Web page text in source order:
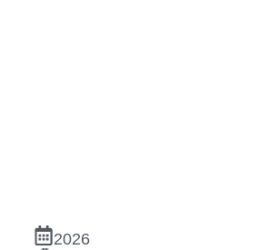
2026